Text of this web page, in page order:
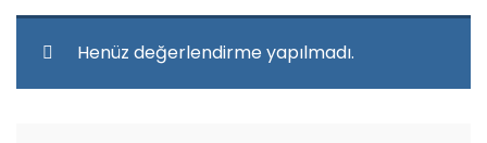
Henüz değerlendirme yapılmadı.